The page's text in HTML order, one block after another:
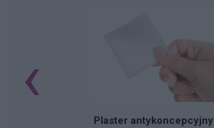
Plaster antykoncepcyjny
‹